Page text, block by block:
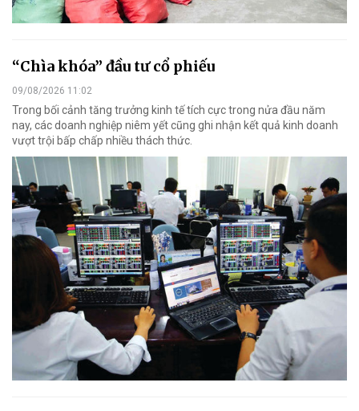
“Chìa khóa” đầu tư cổ phiếu
09/08/2026 11:02
Trong bối cảnh tăng trưởng kinh tế tích cực trong nửa đầu năm
nay, các doanh nghiệp niêm yết cũng ghi nhận kết quả kinh doanh
vượt trội bấp chấp nhiều thách thức.